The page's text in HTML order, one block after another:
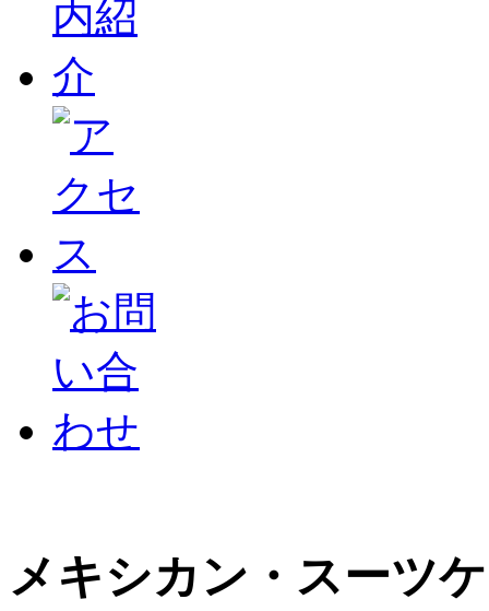
メキシカン・スーツ